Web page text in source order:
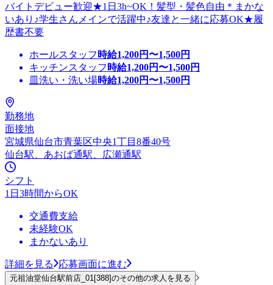
バイトデビュー歓迎★1日3h~OK！髪型・髪色自由＊まかな
いあり♪学生さんメインで活躍中♪友達と一緒に応募OK★履
歴書不要
ホールスタッフ 時給1,200円〜1,500円
キッチンスタッフ 時給1,200円〜1,500円
皿洗い・洗い場時給1,200円〜1,500円
勤務地
面接地
宮城県仙台市青葉区中央1丁目8番40号
仙台駅、あおば通駅、広瀬通駅
シフト
1日3時間からOK
交通費支給
未経験OK
まかないあり
詳細を見る 応募画面に進む
元祖油堂仙台駅前店_01[388]のその他の求人を見る